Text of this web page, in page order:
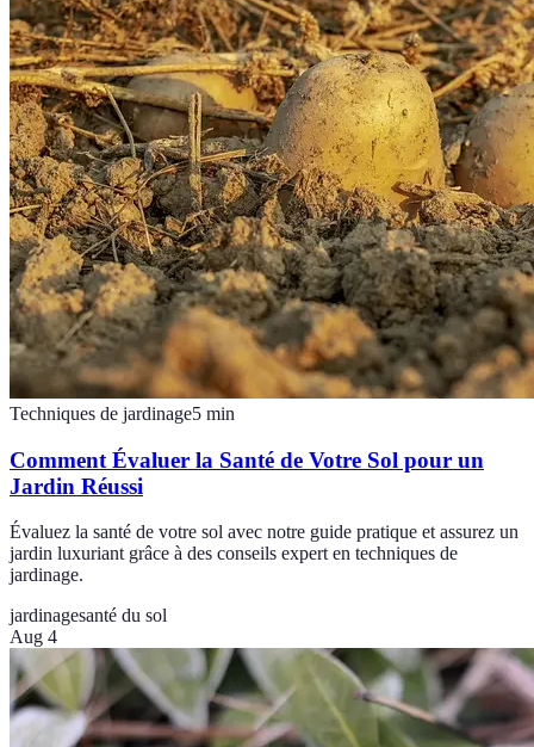
Techniques de jardinage5 min
Comment Évaluer la Santé de Votre Sol pour un
Jardin Réussi
Évaluez la santé de votre sol avec notre guide pratique et assurez un
jardin luxuriant grâce à des conseils expert en techniques de
jardinage.
jardinagesanté du sol
Aug 4